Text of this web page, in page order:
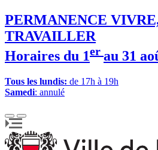
PERMANENCE
TRAVAILLER
Horaires du 1er au 31
Tous les lundis: de 17h à 19h
Samedi: annulé